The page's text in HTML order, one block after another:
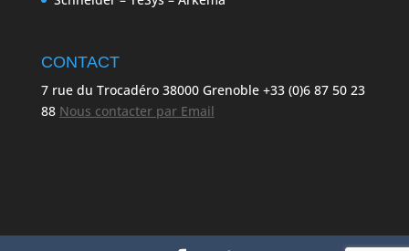
CONTACT
7 rue du Trocadéro 38000 Grenoble +33 (0)6 87 50 23
88 Nous contacter par Email